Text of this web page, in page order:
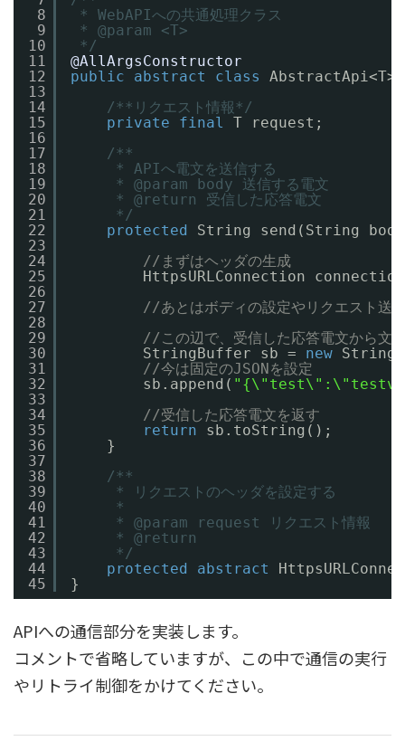
8
9
10
11
12
13
14
15
16
17
18
19
20
21
22
23
24
25
26
27
28
29
30
31
32
33
34
35
36
37
38
39
40
41
42
43
44
45
* WebAPIへの共通処理クラス
* @param <T>
*/
@AllArgsConstructor
public
abstract class
/**リクエスト情報*/
private
final
T request;
/**
* APIへ電文を送信する
* @param body 送信する電文
* @return 受信した応答電文
*/
protected
String send(String
//まずはヘッダの生成
HttpsURLConnection
//あとはボディの設定やリクエスト送
//この辺で、受信した応答電文から文
StringBuffer sb = new
//今は固定のJSONを設定
sb.append(
//受信した応答電文を返す
return
sb.toString();
}
/**
* リクエストのヘッダを設定する
*
* @param request リクエスト情報
* @return
*/
protected
abstract
}
APIへの通信部分を実装します。
コメントで省略していますが、この中で通信の実行
やリトライ制御をかけてください。